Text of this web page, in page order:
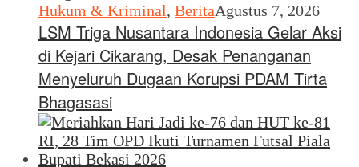
Hukum & Kriminal, BeritaAgustus 7, 2026
LSM Triga Nusantara Indonesia Gelar Aksi
di Kejari Cikarang, Desak Penanganan
Menyeluruh Dugaan Korupsi PDAM Tirta
Bhagasasi